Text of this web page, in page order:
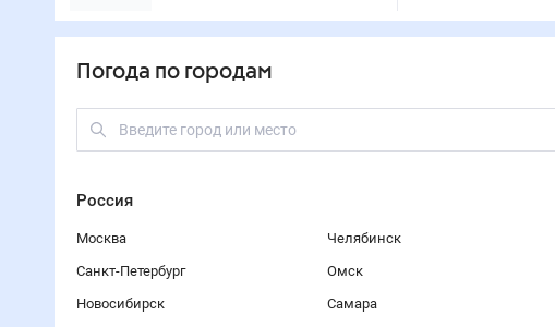
Погода по городам
Россия
Москва
Санкт-Петербург
Новосибирск
Челябинск
Омск
Самара